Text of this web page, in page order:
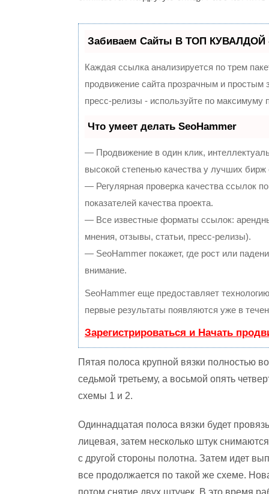
Забиваем Сайты В ТОП КУВАЛДОЙ -
Каждая ссылка анализируется по трем
продвижение сайта прозрачным и
пресс-релизы - используйте по
Что умеет делать SeoHammer
— Продвижение в один клик,
высокой степенью качества у лучших бирж
— Регулярная проверка качества ссылок
показателей качества проекта.
— Все известные форматы ссылок:
мнения, отзывы, статьи, пресс-релизы).
— SeoHammer покажет, где рост или
внимание.
SeoHammer еще предоставляет
первые результаты появляются уже в
Зарегистрироваться и Начать
Пятая полоса крупной вязки полностью
седьмой третьему, а восьмой опять
схемы 1 и 2.
Одиннадцатая полоса вязки будет
лицевая, затем несколько штук
с другой стороны полотна. Затем идет
все продолжается по такой же схеме.
потом снятие двух штучек. В это время